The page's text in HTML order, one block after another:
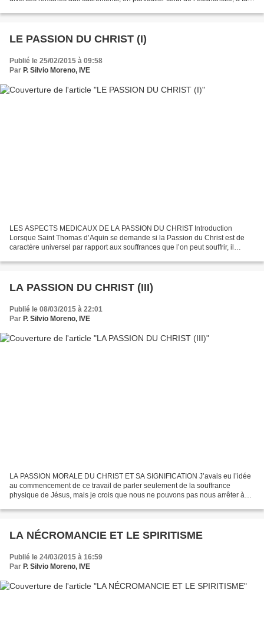
LE PASSION DU CHRIST (I)
Publié le 25/02/2015 à 09:58
Par P. Silvio Moreno, IVE
LES ASPECTS MEDICAUX DE LA PASSION DU CHRIST Introduction
Lorsque Saint Thomas d’Aquin se demande si la Passion du Christ est de
caractère universel par rapport aux souffrances que l’on peut souffrir, il
LA PASSION DU CHRIST (III)
Publié le 08/03/2015 à 22:01
Par P. Silvio Moreno, IVE
LA PASSION MORALE DU CHRIST ET SA SIGNIFICATION J’avais eu l’idée
au commencement de ce travail de parler seulement de la souffrance
physique de Jésus, mais je crois que nous ne pouvons pas nous arrêter à
LA NÉCROMANCIE ET LE SPIRITISME
Publié le 24/03/2015 à 16:59
Par P. Silvio Moreno, IVE